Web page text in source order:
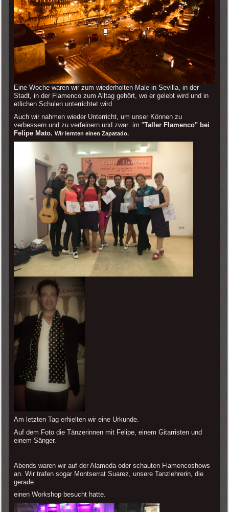
Eine Woche waren wir zum wiederholten Male in Sevilla, in der
Stadt, in der Flamenco zum Alltag gehört, wo er gelebt wird und in
etlichen Schulen unterrichtet wird.
Auch wir nahmen wieder Unterricht, um unser Können zu
verbessern und zu verfeinern und zwar im "Taller Flamenco" bei
Felipe Mato. Wir lernten einen Zapatado.
Am letzten Tag erhielten wir eine Urkunde.
Auf dem Foto die Tänzerinnen mit Felipe, einem Gitarristen und
einem Sänger.
Abends waren wir auf der Alameda oder schauten Flamencoshows
an. Wir trafen sogar Montserrat Suarez, unsere Tanzlehrerin, die
gerade
einen Workshop besucht hatte.